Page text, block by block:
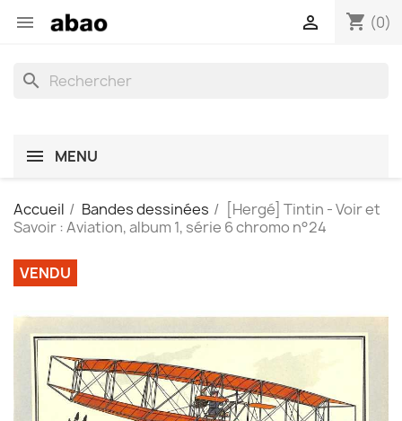
 shopping_cart (0)

search
MENU
Accueil Bandes dessinées
[Hergé] Tintin - Voir et
Savoir : Aviation, album 1, série 6 chromo n°24
VENDU